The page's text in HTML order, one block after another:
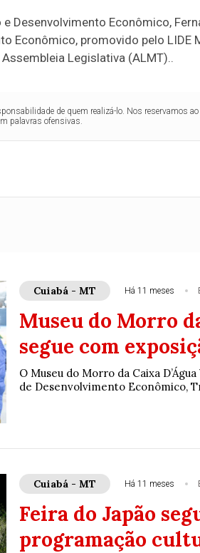
Desenvolvimento Econômico,
Econômico, promovido pelo LIDE
Legislativa (ALMT)..
de quem realizá-lo. Nos reservamos
palavras ofensivas.
Cuiabá - MT Há 11 meses
Museu do Morro
segue com
O Museu do Morro da Caixa
de Desenvolvimento Econômico,
Cuiabá - MT Há 11 meses
Feira do Japão
programação